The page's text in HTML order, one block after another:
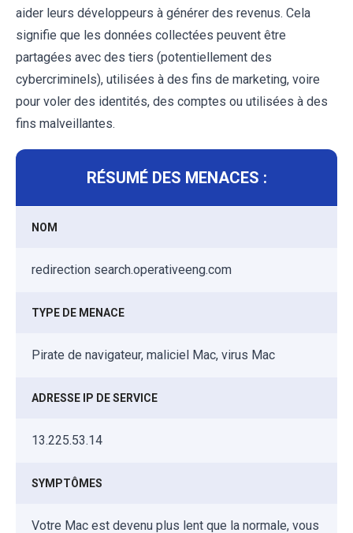
aider leurs développeurs à générer des revenus. Cela
signifie que les données collectées peuvent être
partagées avec des tiers (potentiellement des
cybercriminels), utilisées à des fins de marketing, voire
pour voler des identités, des comptes ou utilisées à des
fins malveillantes.
RÉSUMÉ DES MENACES :
NOM
redirection search.operativeeng.com
TYPE DE MENACE
Pirate de navigateur, maliciel Mac, virus Mac
ADRESSE IP DE SERVICE
13.225.53.14
SYMPTÔMES
Votre Mac est devenu plus lent que la normale, vous